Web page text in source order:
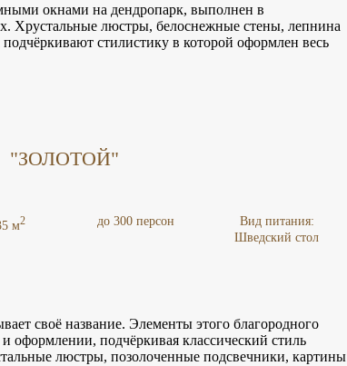
окнами на дендропарк, выполнен в
Хрустальные люстры, белоснежные стены, лепнина
стилистику в которой оформлен весь
"ЗОЛОТОЙ"
м2 до 300 персон
Вид питания:
Шведский стол
своё название. Элементы этого благородного
оформлении, подчёркивая классический стиль
люстры, позолоченные подсвечники, картины